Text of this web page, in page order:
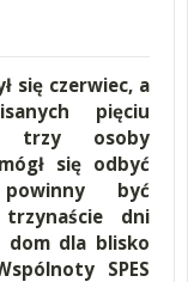
się czerwiec, a
pięciu
trzy osoby
się odbyć
być
dni
dom dla blisko
SPES